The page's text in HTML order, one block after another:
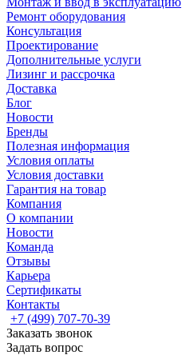
Ремонт оборудования
Консультация
Проектирование
Дополнительные услуги
Лизинг и рассрочка
Доставка
Блог
Новости
Бренды
Полезная информация
Условия оплаты
Условия доставки
Гарантия на товар
Компания
О компании
Новости
Команда
Отзывы
Карьера
Сертификаты
Контакты
+7 (499) 707-70-39
Заказать звонок
Задать вопрос